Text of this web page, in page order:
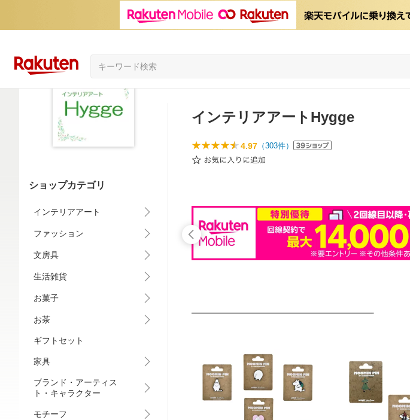
ショップカテゴリ
インテリアアート
ファッション
文房具
生活雑貨
お菓子
お茶
ギフトセット
家具
ブランド・アーティス
ト・キャラクター
モチーフ
インテリアアートHygge
4.97 （303件）